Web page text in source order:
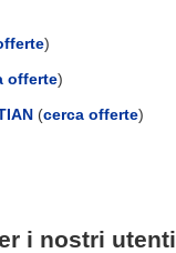
)
offerte)
(cerca offerte)
i nostri utenti